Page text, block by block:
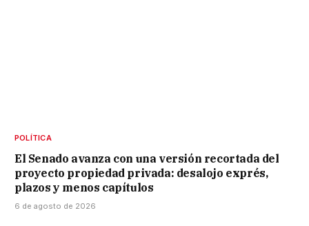
POLÍTICA
El Senado avanza con una versión recortada del
proyecto propiedad privada: desalojo exprés,
plazos y menos capítulos
6 de agosto de 2026